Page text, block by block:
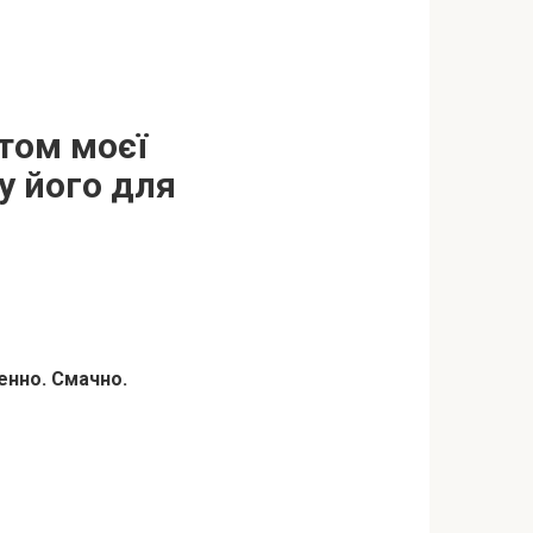
моєї
його для
Смачно.